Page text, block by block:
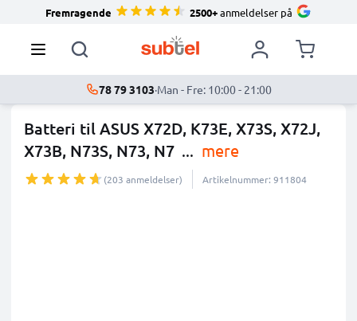
Fremragende 2500+anmeldelser på
78 79 3103·Man - Fre: 10:00 - 21:00
Batteri til ASUS X72D, K73E, X73S, X72J,
X73B, N73S, N73, N7 ... mere
(203 anmeldelser) Artikelnummer: 911804